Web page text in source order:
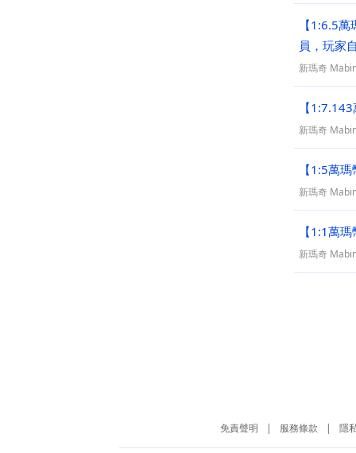
【1:6.5
員，玩家
新瑪奇
【
新瑪奇
【1:5萬
新瑪奇
【1:1萬
新瑪奇
免責聲明 | 服務條款 | 隱